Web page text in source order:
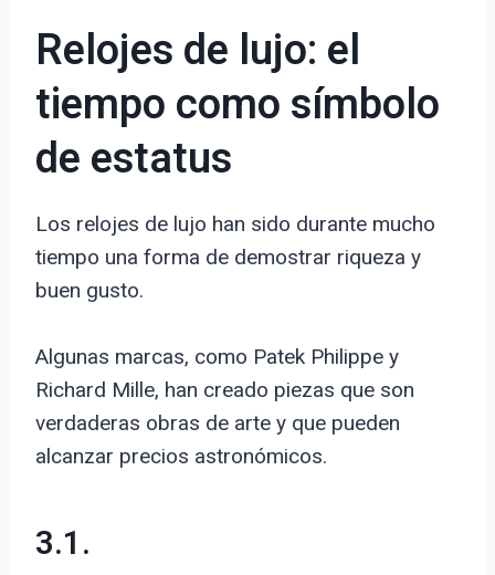
Relojes de lujo: el
tiempo como símbolo
de estatus
Los relojes de lujo han sido durante mucho
tiempo una forma de demostrar riqueza y
buen gusto.
Algunas marcas, como Patek Philippe y
Richard Mille, han creado piezas que son
verdaderas obras de arte y que pueden
alcanzar precios astronómicos.
3.1.